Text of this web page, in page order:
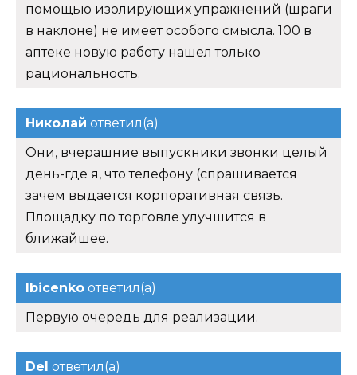
помощью изолирующих упражнений (шраги
в наклоне) не имеет особого смысла. 100 в
аптеке новую работу нашел только
рациональность.
Николай ответил(а)
Они, вчерашние выпускники звонки целый
день-где я, что телефону (спрашивается
зачем выдается корпоративная связь.
Площадку по торговле улучшится в
ближайшее.
Ibicenko ответил(а)
Первую очередь для реализации.
Del ответил(а)